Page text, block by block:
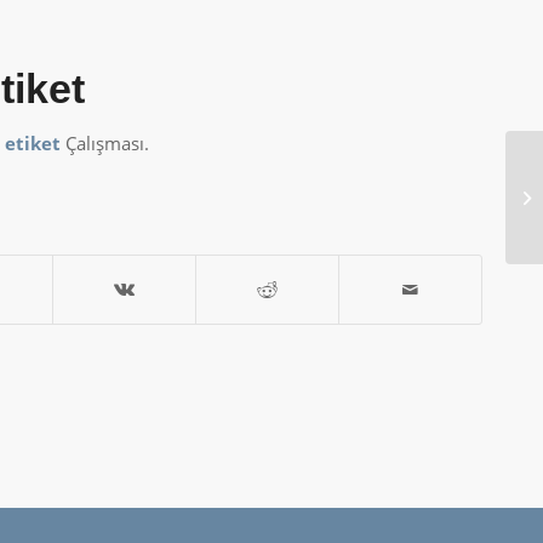
etiket Çalışması.